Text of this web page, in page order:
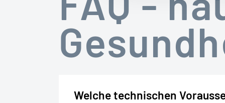
Welche technischen